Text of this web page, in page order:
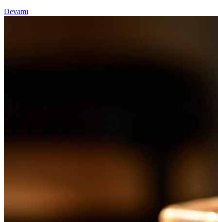
Başlaması ve bitmesi :
Madde 19/...
Devamı